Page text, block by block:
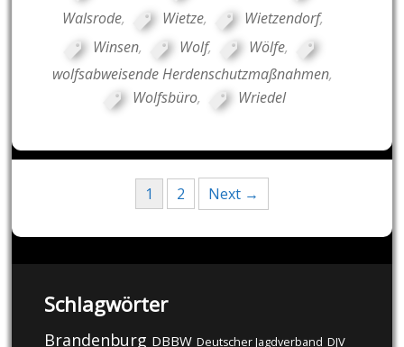
Walsrode, Wietze, Wietzendorf,
Winsen, Wolf, Wölfe,
wolfsabweisende Herdenschutzmaßnahmen,
Wolfsbüro, Wriedel
navigation
1 2 Next →
Schlagwörter
Brandenburg DBBW Deutscher Jagdverband DJV